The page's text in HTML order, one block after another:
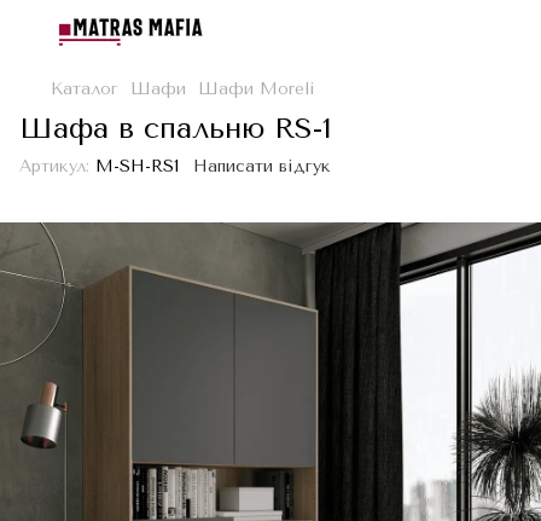
Каталог Шафи Шафи Moreli
Шафа в спальню RS-1
Артикул: M-SH-RS1 Написати відгук